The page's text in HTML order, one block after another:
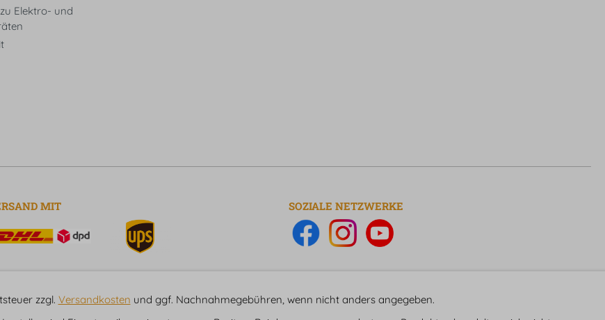
Elektro- und
MIT SOZIALE NETZWERKE
zzgl. Versandkosten und ggf. Nachnahmegebühren, wenn nicht anders angegeben.